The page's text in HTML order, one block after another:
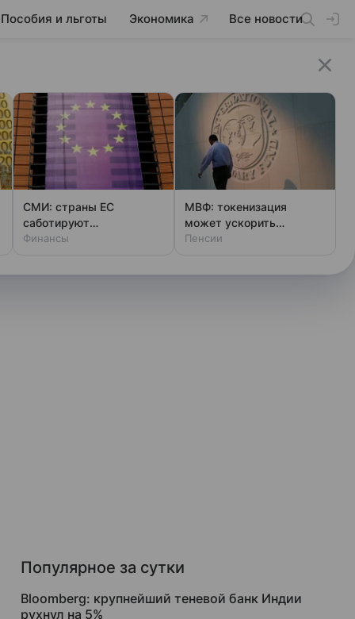
Пособия и льготы Экономика Все новости
Популярное за сутки
Bloomberg: крупнейший теневой банк Индии
рухнул на 5%
СМИ: страны ЕС
саботируют
непрозрачный проект ЕК
Финансы
МВФ: токенизация
может ускорить
развитие рынков в
Пенсии